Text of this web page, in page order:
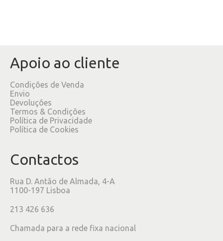
Apoio ao cliente
Condições de Venda
Envio
Devoluções
Termos & Condições
Política de Privacidade
Política de Cookies
Contactos
Rua D. Antão de Almada, 4-A
1100-197 Lisboa
213 426 636
Chamada para a rede fixa nacional